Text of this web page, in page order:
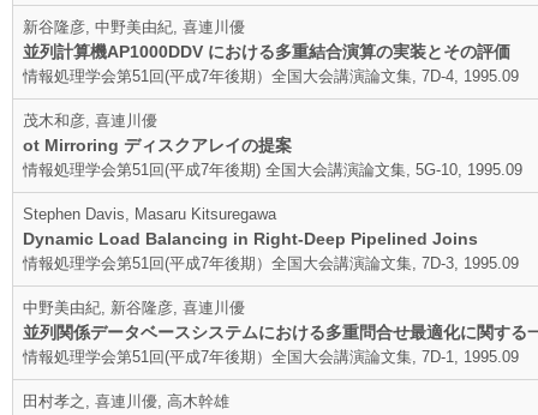
新谷隆彦, 中野美由紀, 喜連川優
並列計算機AP1000DDV における多重結合演算の実装とその評価
情報処理学会第51回(平成7年後期）全国大会講演論文集, 7D-4, 1995.09
茂木和彦, 喜連川優
ot Mirroring ディスクアレイの提案
情報処理学会第51回(平成7年後期) 全国大会講演論文集, 5G-10, 1995.09
Stephen Davis, Masaru Kitsuregawa
Dynamic Load Balancing in Right-Deep Pipelined Joins
情報処理学会第51回(平成7年後期）全国大会講演論文集, 7D-3, 1995.09
中野美由紀, 新谷隆彦, 喜連川優
並列関係データベースシステムにおける多重問合せ最適化に関する
情報処理学会第51回(平成7年後期）全国大会講演論文集, 7D-1, 1995.09
田村孝之, 喜連川優, 高木幹雄